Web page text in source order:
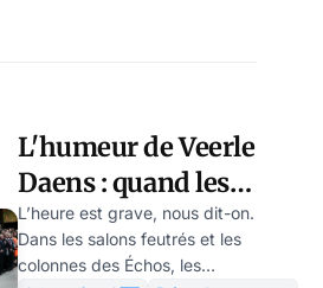
L'humeur de Veerle
Daens : quand les
industriels
européens
L’heure est grave, nous dit-on.
Dans les salons feutrés et les
colonnes des Échos, les